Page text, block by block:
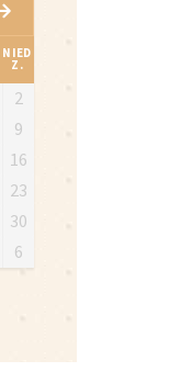
NIED
Z.
2
9
16
23
30
6